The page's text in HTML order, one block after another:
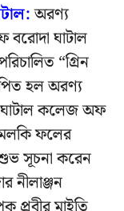
অরণ্য
বরোদা ঘাটাল
“গ্রিন
হল অরণ্য
কলেজ অফ
ফলের
সূচনা করেন
নীলাঞ্জন